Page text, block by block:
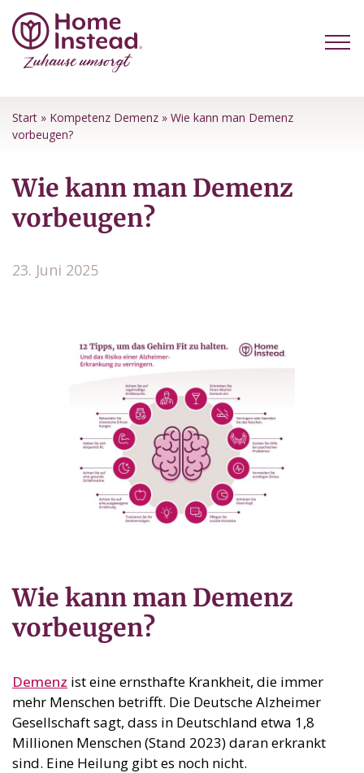
Start » Kompetenz Demenz » Wie kann man Demenz
vorbeugen?
Wie kann man Demenz
vorbeugen?
23. Juni 2025
Wie kann man Demenz
vorbeugen?
Demenz ist eine ernsthafte Krankheit, die immer
mehr Menschen betrifft. Die Deutsche Alzheimer
Gesellschaft sagt, dass in Deutschland etwa 1,8
Millionen Menschen (Stand 2023) daran erkrankt
sind. Eine Heilung gibt es noch nicht.